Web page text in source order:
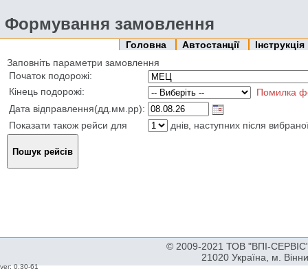
Формування замовлення
Головна Автостанції
Інструкція
Заповніть параметри замовлення
Початок подорожі:
Кінець подорожі:
Помилка
Дата відправлення(дд.мм.рр):
Показати також рейси для
днів, наступних після
© 2009-2021 ТОВ "ВПІ-
21020 Україна, м.
ver: 0.30-61